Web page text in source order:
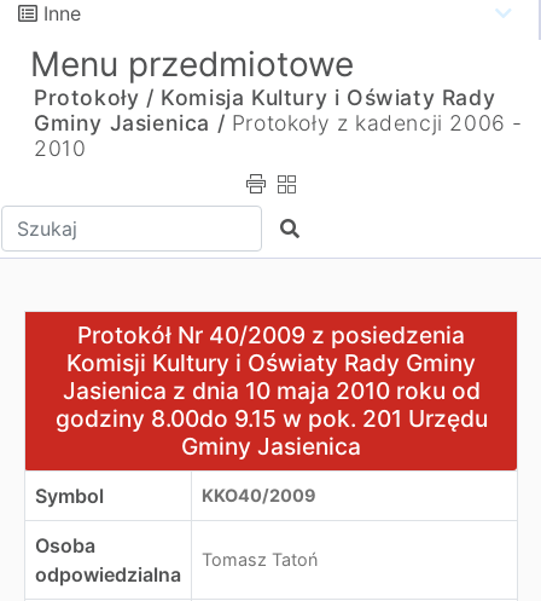
Inne
Menu przedmiotowe
Protokoły / Komisja Kultury i Oświaty Rady
Gminy Jasienica / Protokoły z kadencji 2006 -
2010
Wpisz tekst do wyszukania Szukaj
Protokół Nr 40/2009 z posiedzenia Komisji Kultury i
Protokół Nr 40/2009 z posiedzenia
Komisji Kultury i Oświaty Rady Gminy
Jasienica z dnia 10 maja 2010 roku od
godziny 8.00do 9.15 w pok. 201 Urzędu
Gminy Jasienica
Symbol KKO40/2009
Osoba
odpowiedzialna
Tomasz Tatoń